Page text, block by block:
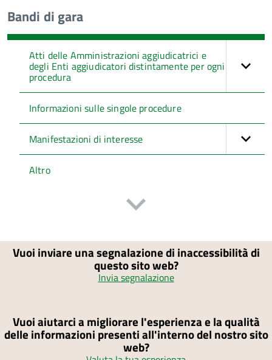
Bandi di gara
Atti delle Amministrazioni aggiudicatrici e
degli Enti aggiudicatori distintamente per ogni
procedura
Informazioni sulle singole procedure
Manifestazioni di interesse
Altro
Vuoi inviare una segnalazione di inaccessibilità di
questo sito web?
Invia segnalazione
Vuoi aiutarci a migliorare l'esperienza e la qualità
delle informazioni presenti all'interno del nostro sito
web?